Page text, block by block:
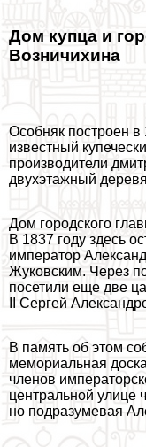
Дом купца и
Возничихина
Особняк построен в
известный
производители
двухэтажный
Дом городского
В 1837 году здесь
император
Жуковским. Через
посетили еще две
II Сергeй
В память об этом
мемориальная
члeнов
центральной улице
но подразумевая